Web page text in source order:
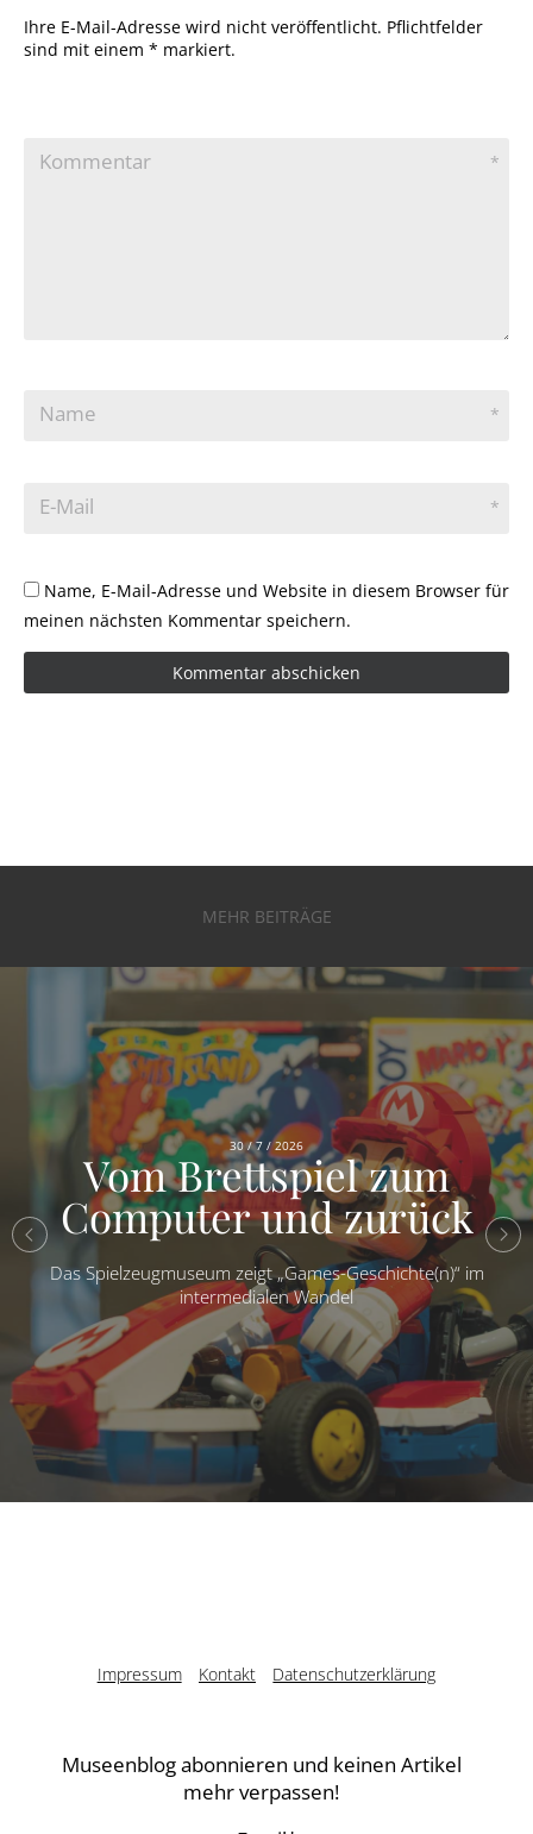
Ihre E-Mail-Adresse wird nicht veröffentlicht. Pflichtfelder
sind mit einem * markiert.
Kommentar *
Name *
E-Mail *
Name, E-Mail-Adresse und Website in diesem Browser für
meinen nächsten Kommentar speichern.
MEHR BEITRÄGE
30 / 7 / 2026
Vom Brettspiel zum
Computer und zurück
Das Spielzeugmuseum zeigt „Games-Geschichte(n)“ im
intermedialen Wandel
Impressum Kontakt Datenschutzerklärung
Museenblog abonnieren und keinen Artikel
mehr verpassen!